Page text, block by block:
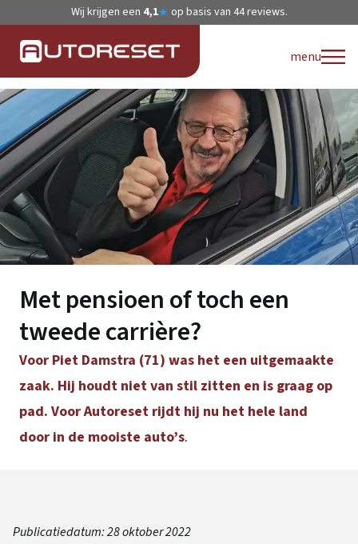
Wij krijgen een 4,1★ op basis van 44reviews.
menu
Met pensioen of toch een
tweede carrière?
Voor Piet Damstra (71) was het een uitgemaakte
zaak. Hij houdt niet van stil zitten en is graag op
pad. Voor Autoreset rijdt hij nu het hele land
door in de mooiste auto’s.
Publicatiedatum:28 oktober 2022